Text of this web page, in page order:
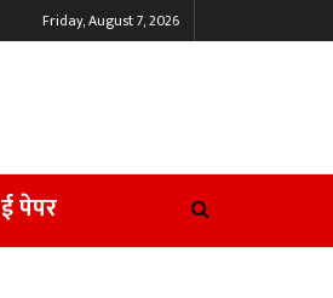
Friday, August 7, 2026
ई पेपर